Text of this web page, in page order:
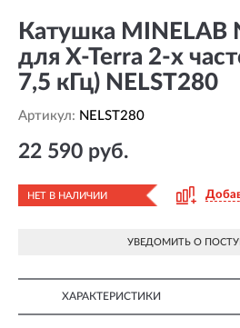
Катушка MINELAB
для X-Terra 2-х
7,5 кГц) NELST280
Артикул: NELST280
22 590 руб.
НЕТ В НАЛИЧИИ
УВЕДОМИТЬ О
ХАРАКТЕРИСТИКИ